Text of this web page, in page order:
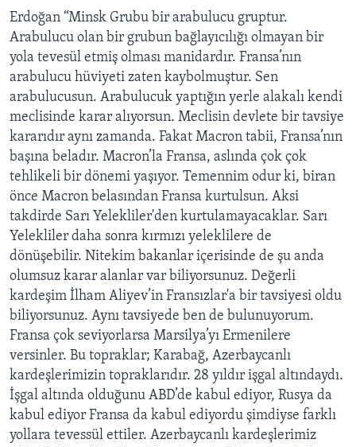
Erdoğan “Minsk Grubu bir arabulucu gruptur.
Arabulucu olan bir grubun bağlayıcılığı olmayan bir
yola tevesül etmiş olması manidardır. Fransa’nın
arabulucu hüviyeti zaten kaybolmuştur. Sen
arabulucusun. Arabulucuk yaptığın yerle alakalı kendi
meclisinde karar alıyorsun. Meclisin devlete bir tavsiye
kararıdır aynı zamanda. Fakat Macron tabii, Fransa’nın
başına beladır. Macron’la Fransa, aslında çok çok
tehlikeli bir dönemi yaşıyor. Temennim odur ki, biran
önce Macron belasından Fransa kurtulsun. Aksi
takdirde Sarı Yelekliler'den kurtulamayacaklar. Sarı
Yelekliler daha sonra kırmızı yeleklilere de
dönüşebilir. Nitekim bakanlar içerisinde de şu anda
olumsuz karar alanlar var biliyorsunuz. Değerli
kardeşim İlham Aliyev’in Fransızlar'a bir tavsiyesi oldu
biliyorsunuz. Aynı tavsiyede ben de bulunuyorum.
Fransa çok seviyorlarsa Marsilya’yı Ermenilere
versinler. Bu topraklar; Karabağ, Azerbaycanlı
kardeşlerimizin topraklarıdır. 28 yıldır işgal altındaydı.
İşgal altında olduğunu ABD’de kabul ediyor, Rusya da
kabul ediyor Fransa da kabul ediyordu şimdiyse farklı
yollara tevessül ettiler. Azerbaycanlı kardeşlerimiz